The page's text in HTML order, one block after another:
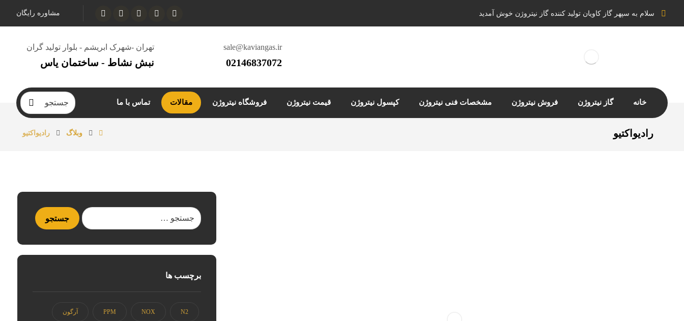
سلام به سپهر گاز کاویان تولید کننده گاز نیتروژن خوش آمدید مشاوره رایگان
تهران -شهرک ابریشم - بلوار تولید گران
نبش نشاط - ساختمان یاس
sale@kaviangas.ir
02146837072
خانه گاز نیتروژن فروش نیتروژن مشخصات فنی نیتروژن کپسول نیتروژن قیمت نیتروژن فروشگاه نیتروژن مقالات تماس با ما
رادیواکتیو وبلاگ رادیواکتیو
برچسب ها
N2
NOX
PPM آرگون